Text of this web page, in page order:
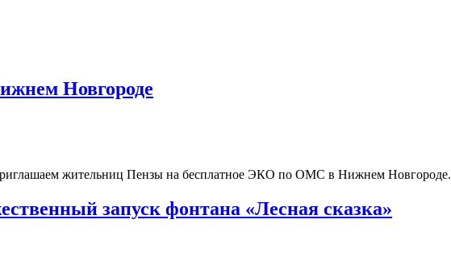
Новгороде
жительниц Пензы на бесплатное ЭКО по ОМС в Нижнем Новгороде.
запуск фонтана «Лесная сказка»